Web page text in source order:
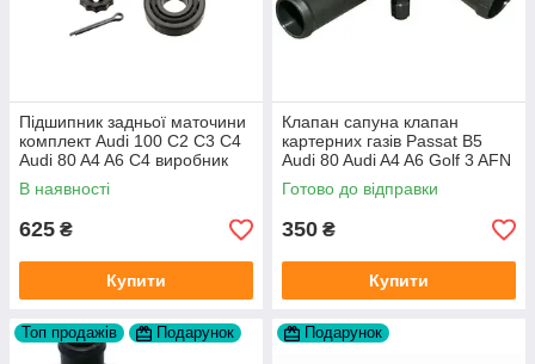
Підшипник задньої маточини
комплект Audi 100 C2 C3 C4
Audi 80 A4 A6 C4 виробник
FAG
В наявності
625 ₴
Купити
Клапан сапуна клапан
картерних газів Passat B5
Audi 80 Audi A4 A6 Golf 3 AFN
1Y AAZ 1Z AFF AEY AAZ AHB
AHU
Готово до відправки
350 ₴
Купити
Топ продажів Подарунок Подарунок